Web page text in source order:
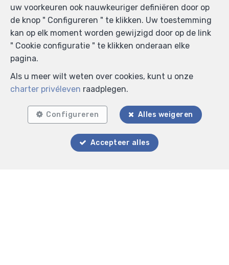
uw voorkeuren ook nauwkeuriger definiëren door op
de knop " Configureren " te klikken. Uw toestemming
kan op elk moment worden gewijzigd door op de link
" Cookie configuratie " te klikken onderaan elke
pagina.
Als u meer wilt weten over cookies, kunt u onze
charter privéleven raadplegen.
Configureren Alles weigeren
Accepteer alles